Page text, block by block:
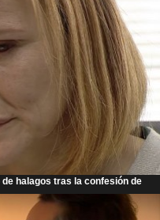
halagos tras la confesión de